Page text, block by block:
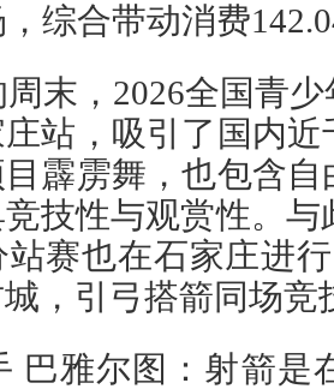
综合带动消费
周末，2026全国青
站，吸引了国内
霹雳舞，也包含
技性与观赏性。与
赛也在石家庄进
，引弓搭箭同场竞
巴雅尔图：射箭是